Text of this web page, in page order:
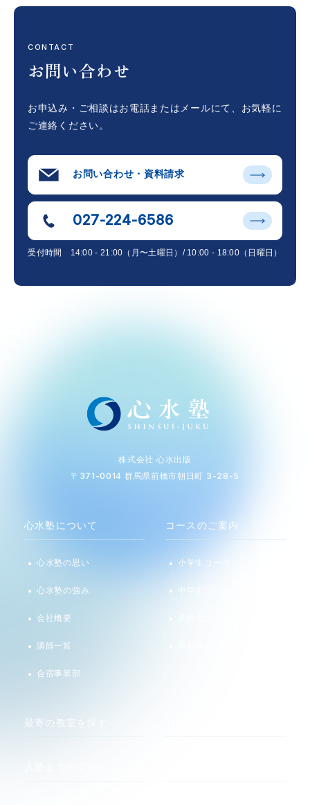
CONTACT
お問い合わせ
お申込み・ご相談はお電話またはメールにて、 お気軽に
ご連絡ください。
お問い合わせ・資料請求
027-224-6586
受付時間 14:00 - 21:00（月〜土曜日）/ 10:00 - 18:00（日曜日）
株式会社 心水出版
〒371-0014 群馬県前橋市朝日町 3-28-5
心水塾について
心水塾の思い
心水塾の強み
会社概要
講師一覧
合宿事業部
コースのご案内
小学生コース
中学生コース
最寄の教室を探す